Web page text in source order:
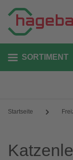
SORTIMENT
Startseite